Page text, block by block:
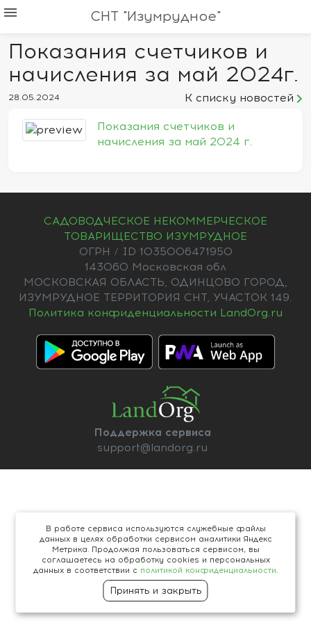
menu СНТ "Изумрудное"
Показания счетчиков и
начисления за май 2024г.
28.05.2024
К списку новостей
Показания счетчиков и
начисления за май 2024 г.
САДОВОДЧЕСКОЕ НЕКОММЕРЧЕСКОЕ
ТОВАРИЩЕСТВО ИЗУМРУДНОЕ
ОГРН / ID 1035006471950
143060 Московская обл
МОСКОВСКАЯ ОБЛАСТЬ, ОДИНЦОВО ГОРОД,
ИЗУМРУДНОЕ ТЕРРИТОРИЯ СНТ, УЧАСТОК 149.
Политика конфиденциальности LandOrg.ru
Поддержка сервиса
support@landorg.ru
В работе сервиса используются служебные файлы
данных в целях обработки сервисом аналитики Яндекс
Метрика. Продолжая пользоваться сервисом, вы
соглашаетесь на обработку cookies и персональных
данных в соответствии с политикой конфиденциальности.
Принять и закрыть